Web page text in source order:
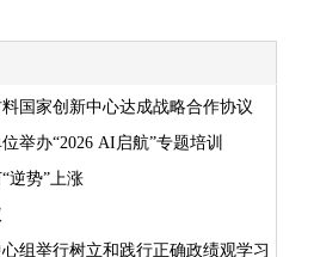
国家创新中心达成战略合作协议
举办“2026 AI启航”专题培训
逆势”上涨
组举行树立和践行正确政绩观学习